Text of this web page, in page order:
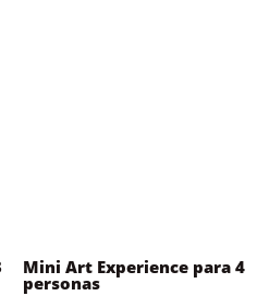
Mini Art Experience para 4
personas